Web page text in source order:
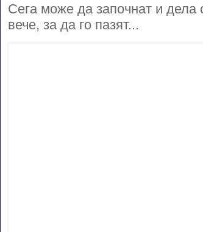
Сега може да започнат и дела
вече, за да го пазят...